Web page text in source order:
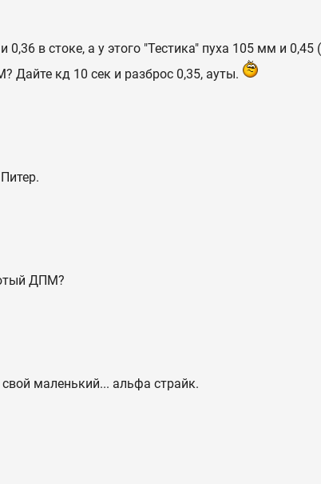
в стоке, а у этого "Тестика" пуха 105 мм и 0,45
Дайте кд 10 сек и разброс 0,35, ауты.
ДПМ?
маленький... альфа страйк.